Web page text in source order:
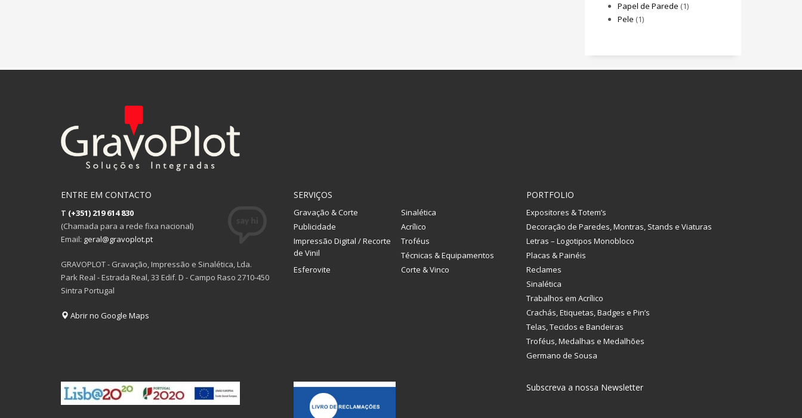
Papel de Parede (1)
Pele (1)
ENTRE EM CONTACTO
T (+351) 219 614 830
(Chamada para a rede fixa nacional)
Email: geral@gravoplot.pt
GRAVOPLOT - Gravação, Impressão e Sinalética, Lda.
Park Real - Estrada Real, 33 Edif. D - Campo Raso 2710-450
Sintra Portugal
Abrir no Google Maps
SERVIÇOS
Gravação & Corte
Sinalética
Publicidade
Acrílico
Impressão Digital / Recorte
de Vinil
Troféus
Técnicas & Equipamentos
Esferovite
Corte & Vinco
PORTFOLIO
Expositores & Totem’s
Decoração de Paredes, Montras, Stands e Viaturas
Letras – Logotipos Monobloco
Placas & Painéis
Reclames
Sinalética
Trabalhos em Acrílico
Crachás, Etiquetas, Badges e Pin’s
Telas, Tecidos e Bandeiras
Troféus, Medalhas e Medalhões
Germano de Sousa
Subscreva a nossa Newsletter